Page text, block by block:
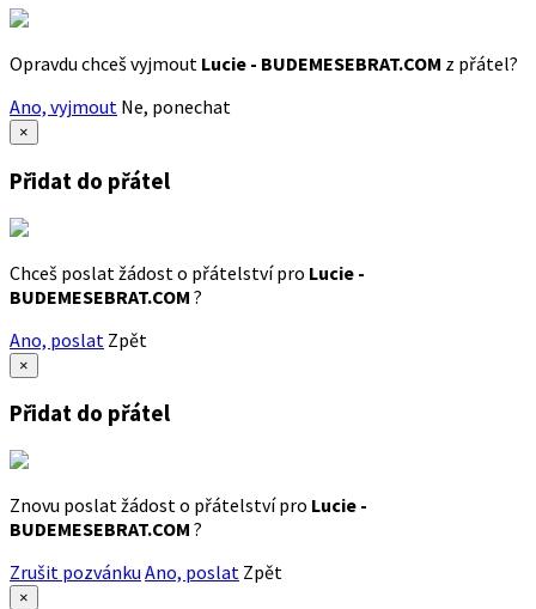
Opravdu chceš vyjmout Lucie - BUDEMESEBRAT.COM z přátel?
Ano, vyjmout Ne, ponechat
×
Přidat do přátel
Chceš poslat žádost o přátelství pro Lucie -
BUDEMESEBRAT.COM ?
Ano, poslat Zpět
×
Přidat do přátel
Znovu poslat žádost o přátelství pro Lucie -
BUDEMESEBRAT.COM ?
Zrušit pozvánku Ano, poslat Zpět
×